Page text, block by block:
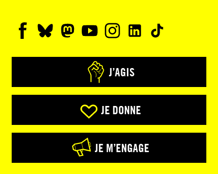
J’AGIS
JE DONNE
JE M’ENGAGE